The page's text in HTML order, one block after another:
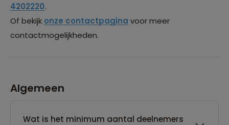
4202220.
Of bekijk onze contactpagina voor meer
contactmogelijkheden.
Algemeen
Wat is het minimum aantal deelnemers